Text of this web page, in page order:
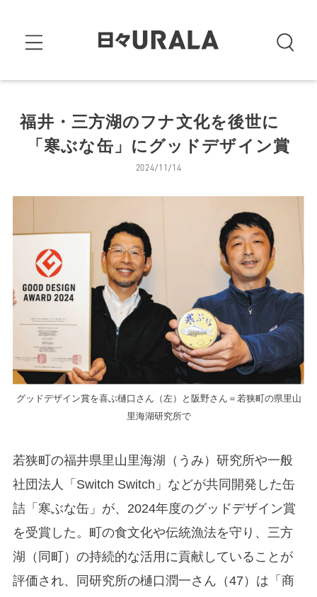
福井・三方湖のフナ文化を後世に
「寒ぶな缶」にグッドデザイン賞
2024/11/14
グッドデザイン賞を喜ぶ樋口さん（左）と阪野さん＝若狭町の県里山
里海湖研究所で
若狭町の福井県里山里海湖（うみ）研究所や一般
社団法人「Switch Switch」などが共同開発した缶
詰「寒ぶな缶」が、2024年度のグッドデザイン賞
を受賞した。町の食文化や伝統漁法を守り、三方
湖（同町）の持続的な活用に貢献していることが
評価され、同研究所の樋口潤一さん（47）は「商